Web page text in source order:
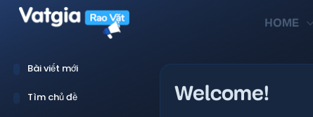
HOME
Bài viết mới
Tìm chủ đề Welcome!